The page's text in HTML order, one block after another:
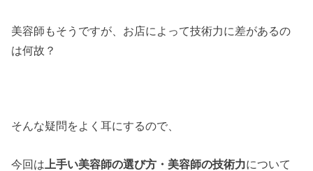
美容師もそうですが、お店によって技術力に差があるの
は何故？
そんな疑問をよく耳にするので、
今回は 上手い美容師の選び方・美容師の技術力について